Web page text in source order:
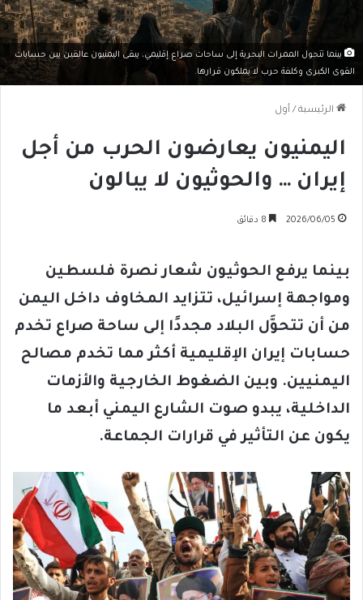
بينما تتحول الممرات البحرية إلى ساحات صراع إقليمي، يبقى اليمنيون عالقين بين حسابات
القوى الكبرى وكلفة حرب لا يملكون قرارها.
الرئيسية / أول
اليمنيون يعارضون الحرب من أجل
إيران … والحوثيون لا يبالون
2026/06/05
بينما يرفع الحوثيون شعار نصرة فلسطين
ومواجهة إسرائيل، تتزايد المخاوف داخل اليمن
من أن تتحوَّل البلاد مجددًا إلى ساحة صراع تخدم
حسابات إيران الإقليمية أكثر مما تخدم مصالح
اليمنيين. وبين الضغوط الخارجية والأزمات
الداخلية، يبدو صوت الشارع اليمني أبعد ما
يكون عن التأثير في قرارات الجماعة.